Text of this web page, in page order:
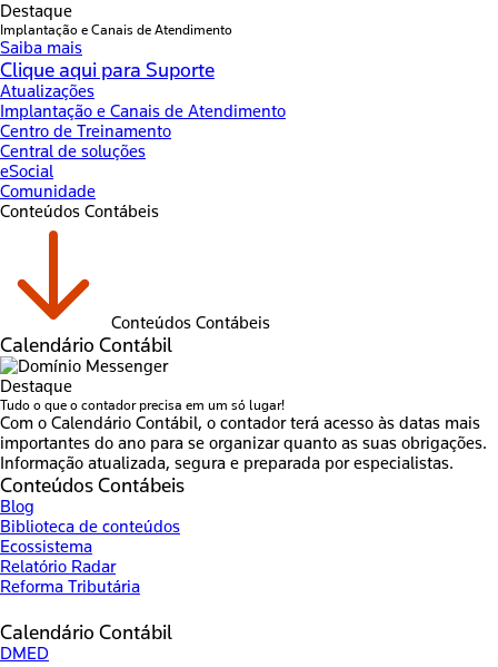
Destaque
Implantação e Canais de Atendimento
Saiba mais
Clique aqui para Suporte
Atualizações
Implantação e Canais de Atendimento
Centro de Treinamento
Central de soluções
eSocial
Comunidade
Conteúdos Contábeis
Conteúdos Contábeis
Calendário Contábil
Destaque
Tudo o que o contador precisa em um só lugar!
Com o Calendário Contábil, o contador terá acesso às datas mais
importantes do ano para se organizar quanto as suas obrigações.
Informação atualizada, segura e preparada por especialistas.
Conteúdos Contábeis
Blog
Biblioteca de conteúdos
Ecossistema
Relatório Radar
Reforma Tributária
Calendário Contábil
DMED